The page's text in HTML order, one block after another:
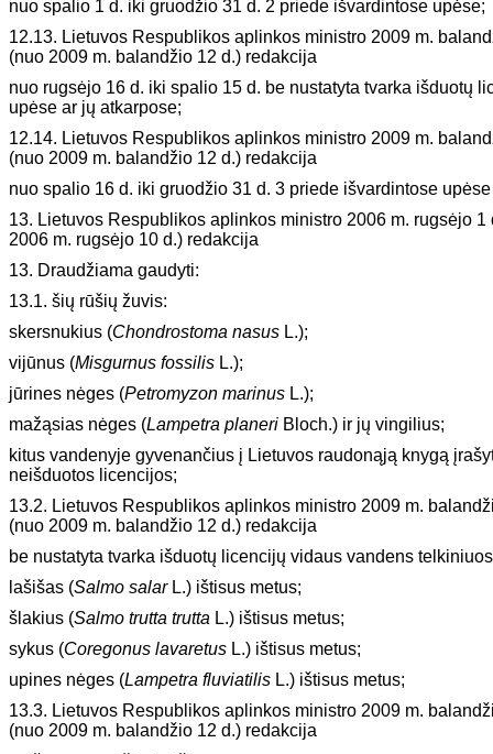
nuo spalio 1 d. iki gruodžio 31 d. 2 priede išvardintose upėse;
12.13. Lietuvos Respublikos aplinkos ministro 2009 m.
(nuo 2009 m. balandžio 12 d.) redakcija
nuo rugsėjo 16 d. iki spalio 15 d. be nustatyta tvarka išduotų
upėse ar jų atkarpose;
12.14. Lietuvos Respublikos aplinkos ministro 2009 m.
(nuo 2009 m. balandžio 12 d.) redakcija
nuo spalio 16 d. iki gruodžio 31 d. 3 priede išvardintose
13. Lietuvos Respublikos aplinkos ministro 2006 m. rugsėjo 1
2006 m. rugsėjo 10 d.) redakcija
13. Draudžiama gaudyti:
13.1. šių rūšių žuvis:
skersnukius (Chondrostoma nasus L.);
vijūnus (Misgurnus fossilis L.);
jūrines nėges (Petromyzon marinus L.);
mažąsias nėges (Lampetra planeri Bloch.) ir jų vingilius;
kitus vandenyje gyvenančius į Lietuvos raudonąją knygą
neišduotos licencijos;
13.2. Lietuvos Respublikos aplinkos ministro 2009 m.
(nuo 2009 m. balandžio 12 d.) redakcija
be nustatyta tvarka išduotų licencijų vidaus vandens
lašišas (Salmo salarL.) ištisus metus;
šlakius (Salmo trutta trutta L.) ištisus metus;
sykus (Coregonus lavaretus L.) ištisus metus;
upines nėges (Lampetra fluviatilis L.) ištisus metus;
13.3. Lietuvos Respublikos aplinkos ministro 2009 m.
(nuo 2009 m. balandžio 12 d.) redakcija